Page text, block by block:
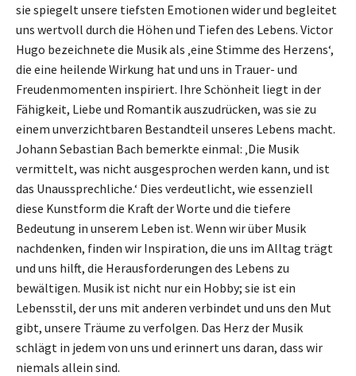
sie spiegelt unsere tiefsten Emotionen wider und begleitet
uns wertvoll durch die Höhen und Tiefen des Lebens. Victor
Hugo bezeichnete die Musik als ‚eine Stimme des Herzens‘,
die eine heilende Wirkung hat und uns in Trauer- und
Freudenmomenten inspiriert. Ihre Schönheit liegt in der
Fähigkeit, Liebe und Romantik auszudrücken, was sie zu
einem unverzichtbaren Bestandteil unseres Lebens macht.
Johann Sebastian Bach bemerkte einmal: ‚Die Musik
vermittelt, was nicht ausgesprochen werden kann, und ist
das Unaussprechliche.‘ Dies verdeutlicht, wie essenziell
diese Kunstform die Kraft der Worte und die tiefere
Bedeutung in unserem Leben ist. Wenn wir über Musik
nachdenken, finden wir Inspiration, die uns im Alltag trägt
und uns hilft, die Herausforderungen des Lebens zu
bewältigen. Musik ist nicht nur ein Hobby; sie ist ein
Lebensstil, der uns mit anderen verbindet und uns den Mut
gibt, unsere Träume zu verfolgen. Das Herz der Musik
schlägt in jedem von uns und erinnert uns daran, dass wir
niemals allein sind.